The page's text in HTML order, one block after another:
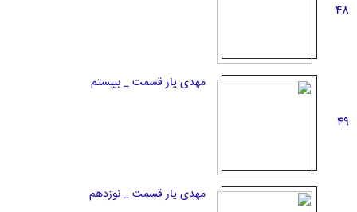
48
49
مهدی یار قسمت _ بیبستم
مهدی یار قسمت _ نوزدهم